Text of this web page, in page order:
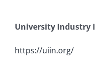
University Industry
https://uiin.org/